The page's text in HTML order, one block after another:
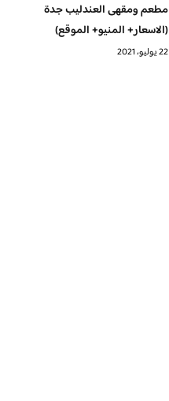
مطعم ومقهى العندليب جدة
(الاسعار+ المنيو+ الموقع)
22 يوليو، 2021